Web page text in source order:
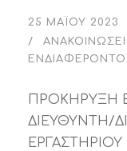
25 ΜΑΪ́ΟΥ 2023
ΠΡΟΚΗΡΥΞΗ
ΔΙΕΥΘΥΝΤΗ/
ΕΡΓΑΣΤΗΡΙΟΥ